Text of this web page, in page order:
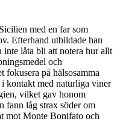
med en far som
Efterhand utbildade han
låta bli att notera hur allt
och
fokusera på hälsosamma
kontakt med naturliga viner
vilket gav honom
fann låg strax söder om
mot Monte Bonifato och